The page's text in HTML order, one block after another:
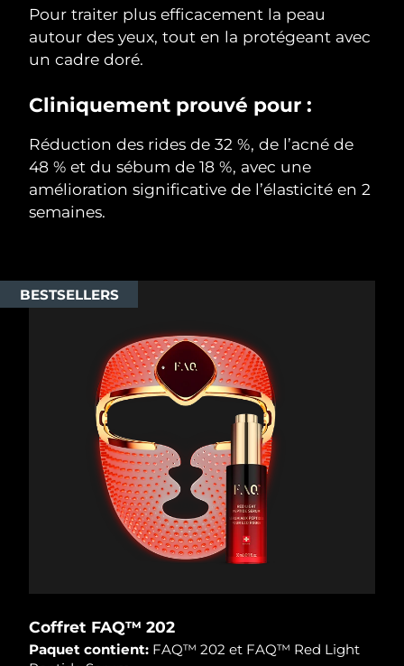
Pour traiter plus efficacement la peau
autour des yeux, tout en la protégeant avec
un cadre doré.
Cliniquement prouvé pour :
Réduction des rides de 32 %, de l’acné de
48 % et du sébum de 18 %, avec une
amélioration significative de l’élasticité en 2
semaines.
BESTSELLERS
Coffret FAQ™ 202
Paquet contient: FAQ™ 202 et FAQ™ Red Light